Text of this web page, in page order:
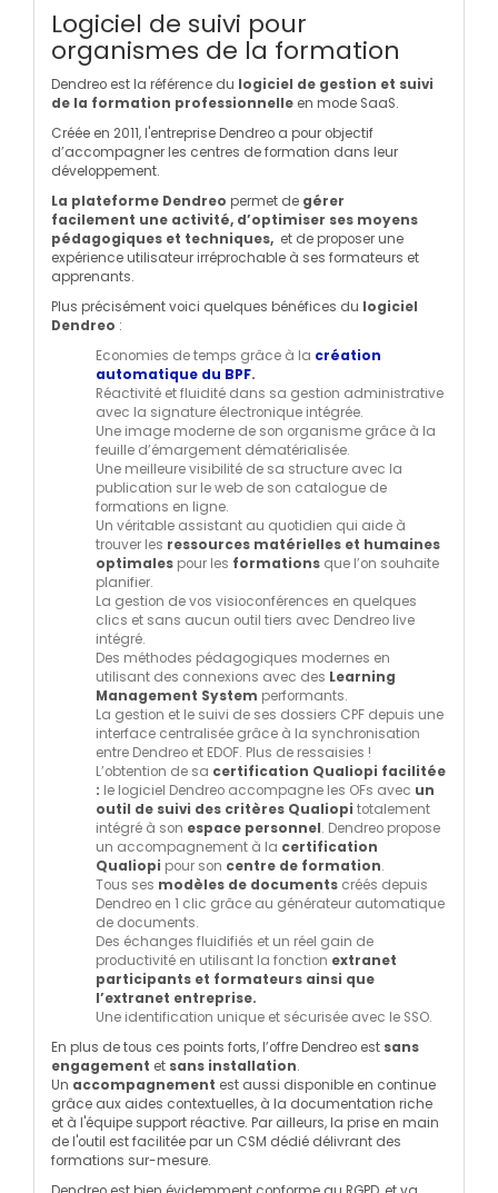
Logiciel de suivi pour
organismes de la formation
Dendreo est la référence du logiciel de gestion et suivi
de la formation professionnelle en mode SaaS.
Créée en 2011, l'entreprise Dendreo a pour objectif
d’accompagner les centres de formation dans leur
développement.
La plateforme Dendreo permet de gérer
facilement une activité, d’optimiser ses moyens
pédagogiques et techniques, et de proposer une
expérience utilisateur irréprochable à ses formateurs et
apprenants.
Plus précisément voici quelques bénéfices du logiciel
Dendreo :
Economies de temps grâce à la création
automatique du BPF.
Réactivité et fluidité dans sa gestion administrative
avec la signature électronique intégrée.
Une image moderne de son organisme grâce à la
feuille d’émargement dématérialisée.
Une meilleure visibilité de sa structure avec la
publication sur le web de son catalogue de
formations en ligne.
Un véritable assistant au quotidien qui aide à
trouver les ressources matérielles et humaines
optimales pour les formations que l’on souhaite
planifier.
La gestion de vos visioconférences en quelques
clics et sans aucun outil tiers avec Dendreo live
intégré.
Des méthodes pédagogiques modernes en
utilisant des connexions avec des Learning
Management System performants.
La gestion et le suivi de ses dossiers CPF depuis une
interface centralisée grâce à la synchronisation
entre Dendreo et EDOF. Plus de ressaisies !
L’obtention de sa certification Qualiopi facilitée
: le logiciel Dendreo accompagne les OFs avec un
outil de suivi des critères Qualiopi totalement
intégré à son espace personnel. Dendreo propose
un accompagnement à la certification
Qualiopi pour son centre de formation.
Tous ses modèles de documents créés depuis
Dendreo en 1 clic grâce au générateur automatique
de documents.
Des échanges fluidifiés et un réel gain de
productivité en utilisant la fonction extranet
participants et formateurs ainsi que
l’extranet entreprise.
Une identification unique et sécurisée avec le SSO.
En plus de tous ces points forts, l’offre Dendreo est sans
engagement et sans installation.
Un accompagnement est aussi disponible en continue
grâce aux aides contextuelles, à la documentation riche
et à l'équipe support réactive. Par ailleurs, la prise en main
de l'outil est facilitée par un CSM dédié délivrant des
formations sur-mesure.